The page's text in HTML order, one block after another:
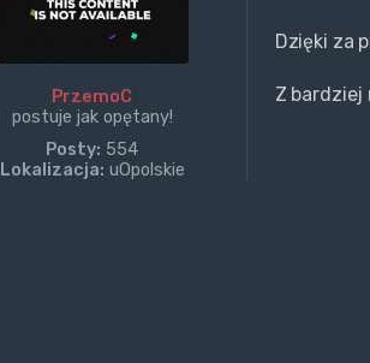
PrzemoC
postuje jak opętany!
Posty: 554
Lokalizacja: uOpolskie
Dzięki za
Z bardziej